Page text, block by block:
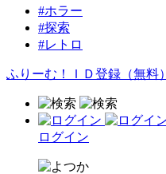
#ホラー
#探索
#レトロ
ふりーむ！ＩＤ登録（無料）
ログイン